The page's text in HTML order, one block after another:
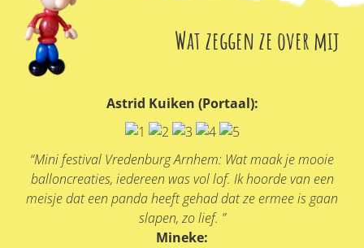
Wat zeggen ze over mij
Astrid Kuiken (Portaal):
“Mini festival Vredenburg Arnhem: Wat maak je mooie
balloncreaties, iedereen was vol lof. Ik hoorde van een
meisje dat een panda heeft gehad dat ze ermee is gaan
slapen, zo lief. ”
Mineke: